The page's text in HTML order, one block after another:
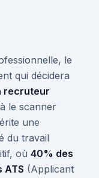
le
qui décidera
recruteur
à le scanner
une
du travail
où 40% des
ATS (Applicant